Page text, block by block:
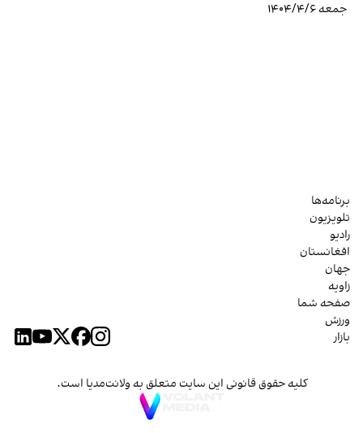
جمعه ۱۴۰۴/۴/۶
برنامه‌ها
تلویزیون
رادیو
افغانستان
جهان
زاویه
صفحه شما
ورزش
بازار
کلیه حقوق قانونی این سایت متعلق به ولانت‌مدیا است.